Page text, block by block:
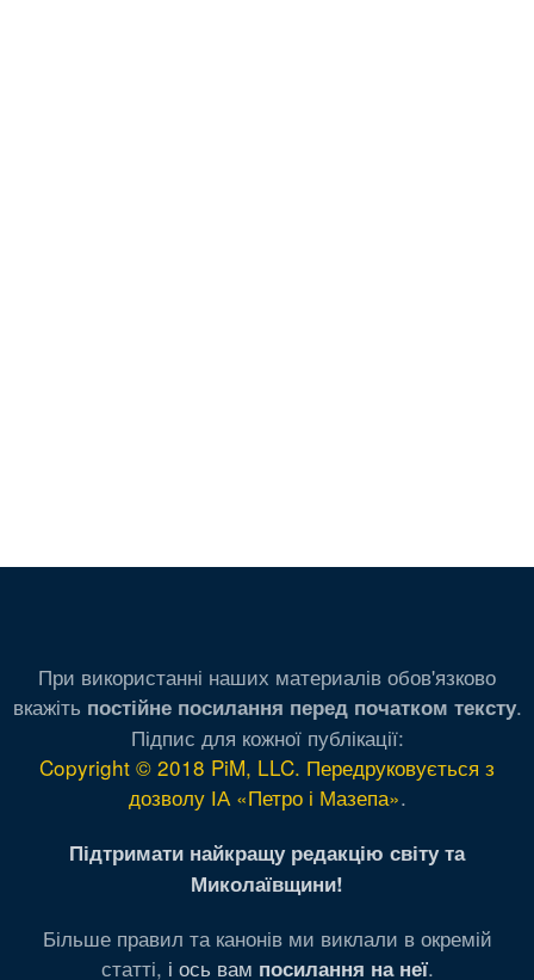
При використанні наших материалів обов'язково
вкажіть постійне посилання перед початком тексту.
Підпис для кожної публікації:
Copyright © 2018 PiM, LLC. Передруковується з
дозволу ІА «Петро і Мазепа».
Підтримати найкращу редакцію світу та
Миколаївщини!
Більше правил та канонів ми виклали в окремій
статті, і ось вам посилання на неї.